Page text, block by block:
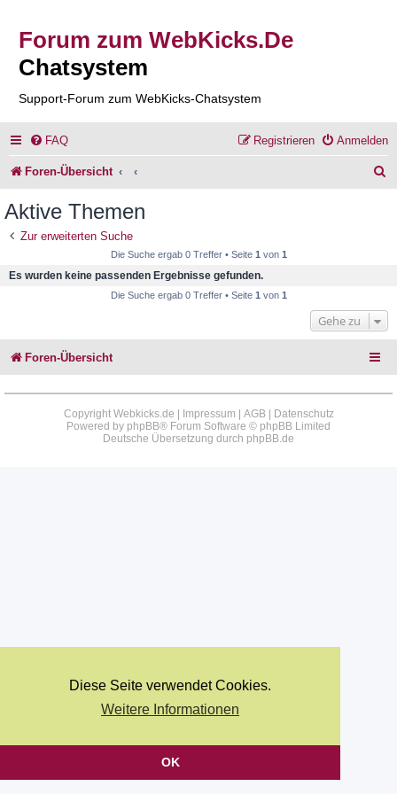
Diese Seite verwendet Cookies.
Weitere Informationen
OK
Forum zum WebKicks.De
Chatsystem
Support-Forum zum WebKicks-Chatsystem
FAQ Anmelden
Registrieren
Foren-Übersicht
Aktive Themen
Zur erweiterten Suche
Die Suche ergab 0 Treffer • Seite 1 von 1
Es wurden keine passenden Ergebnisse gefunden.
Die Suche ergab 0 Treffer • Seite 1 von 1
Gehe zu
Foren-Übersicht
Copyright Webkicks.de | Impressum AGB|
Datenschutz
Powered by phpBB® Forum Software © phpBB Limited
Deutsche Übersetzung durch phpBB.de